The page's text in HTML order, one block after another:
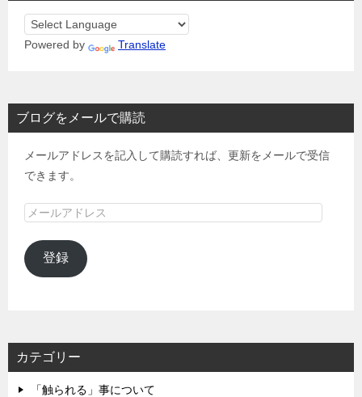
Powered by Translate
ブログをメールで購読
メールアドレスを記入して購読すれば、更新をメールで受信
できます。
メ
ル
ア
登録
カテゴリー
「触られる」事について